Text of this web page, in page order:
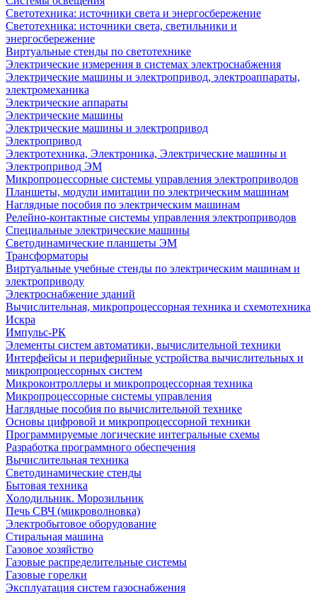
Светотехника: источники света и энергосбережение
Светотехника: источники света, светильники и
энергосбережение
Виртуальные стенды по светотехнике
Электрические измерения в системах электроснабжения
Электрические машины и электропривод, электроаппараты,
электромеханика
Электрические аппараты
Электрические машины
Электрические машины и электропривод
Электропривод
Электротехника, Электроника, Электрические машины и
Электропривод ЭМ
Микропроцессорные системы управления электроприводов
Планшеты, модули имитации по электрическим машинам
Наглядные пособия по электрическим машинам
Релейно-контактные системы управления электроприводов
Специальные электрические машины
Светодинамические планшеты ЭМ
Трансформаторы
Виртуальные учебные стенды по электрическим машинам и
электроприводу
Электроснабжение зданий
Вычислительная, микропроцессорная техника и схемотехника
Искра
Импульс-РК
Элементы систем автоматики, вычислительной техники
Интерфейсы и периферийные устройства вычислительных и
микропроцессорных систем
Микроконтроллеры и микропроцессорная техника
Микропроцессорные системы управления
Наглядные пособия по вычислительной технике
Основы цифровой и микропроцессорной техники
Программируемые логические интегральные схемы
Разработка программного обеспечения
Вычислительная техника
Светодинамические стенды
Бытовая техника
Холодильник. Морозильник
Печь СВЧ (микроволновка)
Электробытовое оборудование
Стиральная машина
Газовое хозяйство
Газовые распределительные системы
Газовые горелки
Эксплуатация систем газоснабжения